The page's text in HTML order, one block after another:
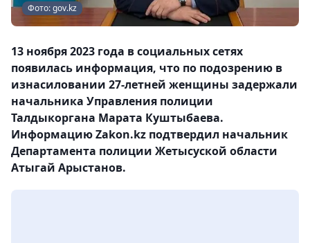
Фото: gov.kz
13 ноября 2023 года в социальных сетях
появилась информация, что по подозрению в
изнасиловании 27-летней женщины задержали
начальника Управления полиции
Талдыкоргана Марата Куштыбаева.
Информацию Zakon.kz подтвердил начальник
Департамента полиции Жетысуской области
Атыгай Арыстанов.